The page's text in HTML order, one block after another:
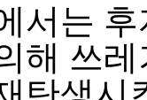
서는
해 쓰